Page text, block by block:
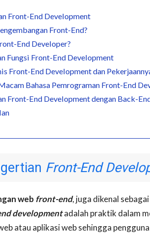
Front-End Development
Front-End?
End Developer?
Fungsi Front-End Development
Front-End Development dan
Bahasa Pemrograman Front-End
Front-End Development dengan Back-
Front-End
web front-end, juga dikenal sebagai
developmentadalah praktik dalam
atau aplikasi web sehingga